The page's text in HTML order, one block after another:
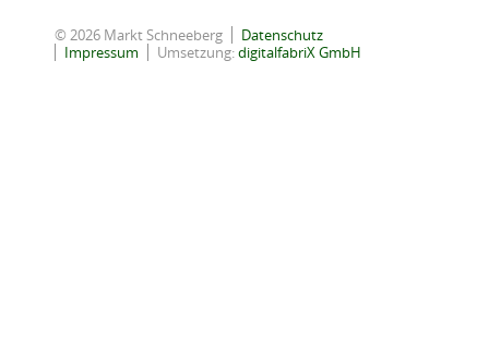
© 2026 Markt Schneeberg
Datenschutz
Impressum
Umsetzung:digitalfabriX GmbH